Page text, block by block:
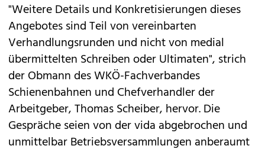
"Weitere Details und Konkretisierungen dieses
Angebotes sind Teil von vereinbarten
Verhandlungsrunden und nicht von medial
übermittelten Schreiben oder Ultimaten", strich
der Obmann des WKÖ-Fachverbandes
Schienenbahnen und Chefverhandler der
Arbeitgeber, Thomas Scheiber, hervor. Die
Gespräche seien von der vida abgebrochen und
unmittelbar Betriebsversammlungen anberaumt